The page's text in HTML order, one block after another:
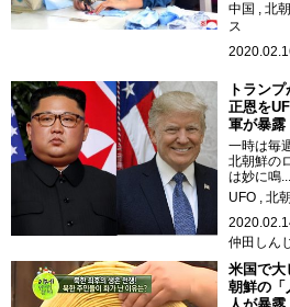
中国
北
ス
トラン
正恩を
軍が暴露
一時は毎
北朝鮮の
は妙に鳴...
UFO
北
仲田しん
米国で大
朝鮮の「